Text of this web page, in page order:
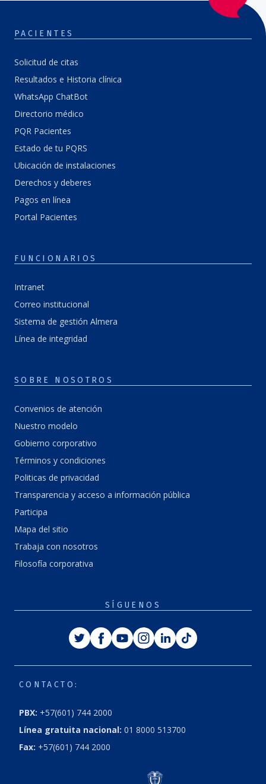
PACIENTES
Solicitud de citas
Resultados e Historia clínica
WhatsApp ChatBot
Directorio médico
PQR Pacientes
Estado de tu PQRS
Ubicación de instalaciones
Derechos y deberes
Pagos en línea
Portal Pacientes
FUNCIONARIOS
Intranet
Correo institucional
Sistema de gestión Almera
Línea de integridad
SOBRE NOSOTROS
Convenios de atención
Nuestro modelo
Gobierno corporativo
Términos y condiciones
Politicas de privacidad
Transparencia y acceso a información pública
Participa
Mapa del sitio
Trabaja con nosotros
Filosofía corporativa
SÍGUENOS
CONTACTO:
PBX: +57(601) 744 2000
Línea gratuita nacional: 01 8000 513700
Fax: +57(601) 744 2000